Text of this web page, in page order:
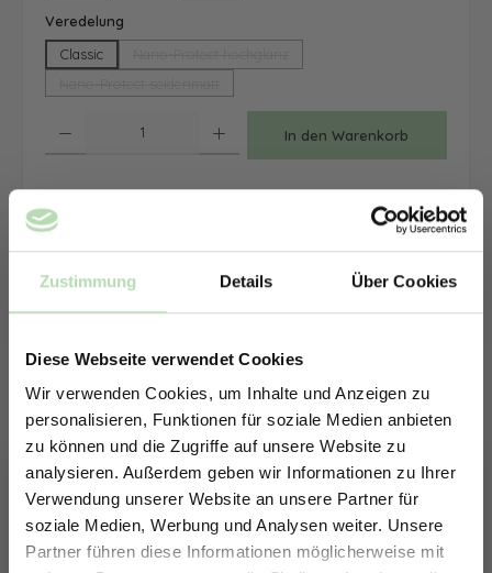
Zustimmung Details Über Cookies
Diese Webseite verwendet Cookies
Wir verwenden Cookies, um Inhalte und Anzeigen zu
personalisieren, Funktionen für soziale Medien anbieten
zu können und die Zugriffe auf unsere Website zu
analysieren. Außerdem geben wir Informationen zu Ihrer
Verwendung unserer Website an unsere Partner für
soziale Medien, Werbung und Analysen weiter. Unsere
Partner führen diese Informationen möglicherweise mit
Veredelung
Classic
(Diese Option ist zurzeit nicht verfügbar.)
In den Warenkorb
Lieferzeit:
ERHALTE 5% RABATT AUF